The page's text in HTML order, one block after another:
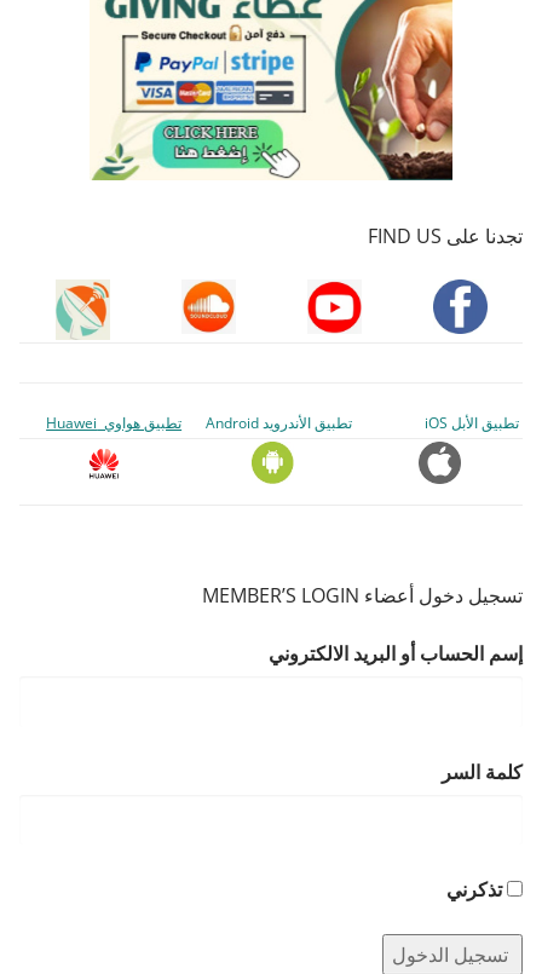
تجدنا على FIND US
تطبيق الأبل iOS تطبيق الأندرويد Android تطبيق هواوي Huawei
تسجيل دخول أعضاء MEMBER’S LOGIN
إسم الحساب أو البريد الالكتروني
كلمة السر
تذكرني